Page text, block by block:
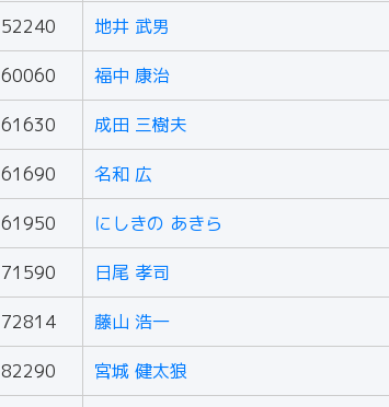
52240 地井 武男
60060 福中 康治
61630 成田 三樹夫
61690 名和 広
61950 にしきの あきら
71590 日尾 孝司
72814 藤山 浩一
82290 宮城 健太狼